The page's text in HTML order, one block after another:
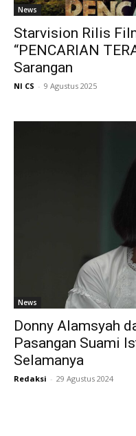
News
Starvision Rilis
“PENCARIAN
Sarangan
NI CS - 9 Agustus 2025
News
Donny Alamsyah
Pasangan Suami
Selamanya
Redaksi - 29 Agustus 2024